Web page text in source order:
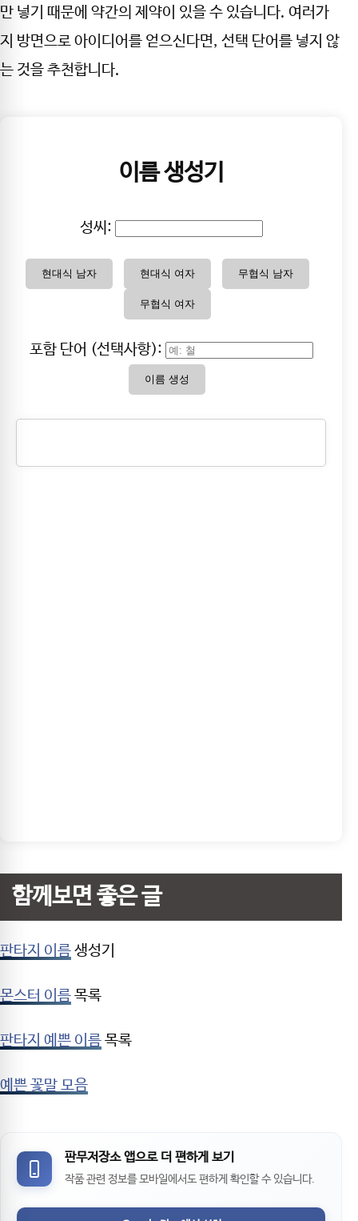
만 넣기 때문에 약간의 제약이 있을 수 있습니다. 여러가
지 방면으로 아이디어를 얻으신다면, 선택 단어를 넣지 않
는 것을 추천합니다.
이름 생성기
성씨:
현대식 남자 현대식 여자 무협식 남자
무협식 여자
포함 단어 (선택사항):
이름 생성
함께보면 좋은 글
판타지 이름생성기
몬스터 이름목록
판타지 예쁜 이름목록
예쁜 꽃말 모음
판무저장소 앱으로 더 편하게 보기
작품 관련 정보를 모바일에서도 편하게 확인할 수 있습니다.